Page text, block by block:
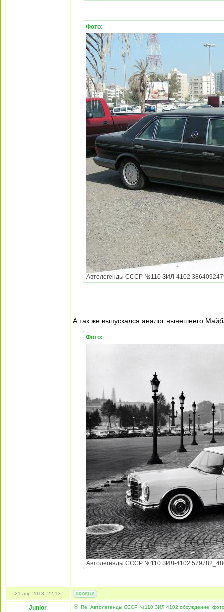
Фото:
Автолегенды СССР №110 ЗИЛ-4102
А так же выпускался аналог нынешнего
Фото:
Автолегенды СССР №110 ЗИЛ-4102
21 апр 2013, 22:13
Junior Re: Автолегенды СССР №110 ЗИЛ 4102 обсуждение,